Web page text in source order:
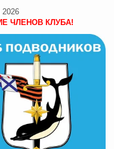
2026
ЧЛЕНОВ КЛУБА!